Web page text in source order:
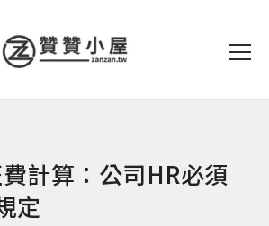
計算：公司HR必須
定